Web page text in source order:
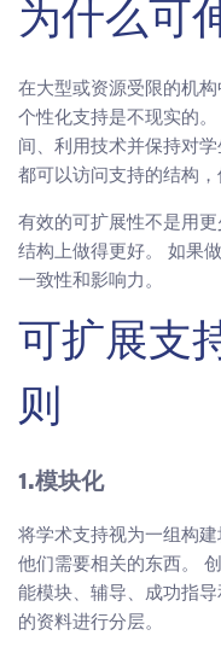
为什么可
在大型或资源受限的机
个性化支持是不现实的
间、利用技术并保持对
都可以访问支持的结构，
有效的可扩展性不是用
结构上做得更好。 如果
一致性和影响力。
可扩展支
则
1.模块化
将学术支持视为一组构
他们需要相关的东西。
能模块、辅导、成功指
的资料进行分层。